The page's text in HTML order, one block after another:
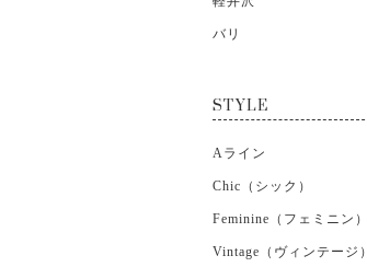
バリ
STYLE
Aライン
Chic（シック）
Feminine（フェミニン）
Vintage（ヴィンテージ）